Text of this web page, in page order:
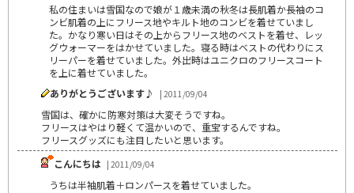
私の住まいは雪国なので娘が１歳未満の秋冬は長肌着か長袖のコ
ンビ肌着の上にフリース地やキルト地のコンビを着せていまし
た。かなり寒い日はその上からフリース地のベストを着せ、レッ
グウォーマーをはかせていました。寝る時はベストの代わりにス
リーパーを着せていました。外出時はユニクロのフリースコート
を上に着せていました。
ありがとうございます♪
| 2011/09/04
雪国は、確かに防寒対策は大変そうですね。
フリースはやはり軽くて温かいので、重宝するんですね。
フリースグッズにも注目したいと思います。
こんにちは | 2011/09/04
うちは半袖肌着＋ロンパースを着せていました。